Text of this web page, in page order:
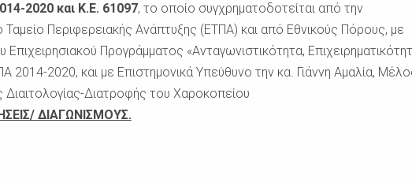
2020 και Κ.Ε. 61097, το οποίο συγχρηματοδοτείται από την
Περιφερειακής Ανάπτυξης (ΕΤΠΑ) και από Εθνικούς Πόρους, με
Προγράμματος «Ανταγωνιστικότητα,
2014-2020, και με Επιστημονικά Υπεύθυνο την κα. Γιάννη Αμαλία,
Διαιτολογίας-Διατροφής του Χαροκοπείου
ΔΙΑΓΩΝΙΣΜΟΥΣ.